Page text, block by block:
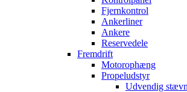
Fjernkontrol
Ankerliner
Ankere
Reservedele
Fremdrift
Motorophæng
Propeludstyr
Udvendig